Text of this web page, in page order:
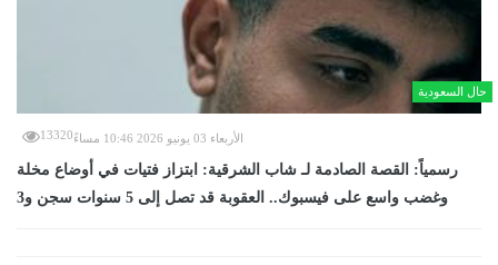
حال السعودية
الأربعاء 03 يونيو 2026 10:46 مساءً 13320
رسمياً: القصة الصادمة لـ شاب الشرقية: ابتزاز فتيات في أوضاع مخلة
وغضب واسع على فيسبوك.. العقوبة قد تصل إلى 5 سنوات سجن و3